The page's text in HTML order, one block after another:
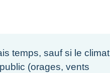
temps, sauf si le climat
(orages, vents